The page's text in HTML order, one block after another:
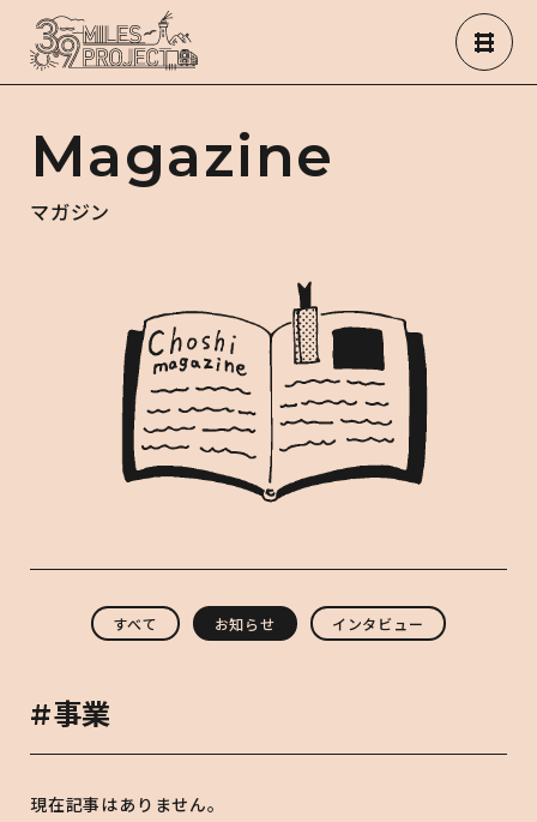
Magazine
マガジン
すべて お知らせ インタビュー
#事業
現在記事はありません。